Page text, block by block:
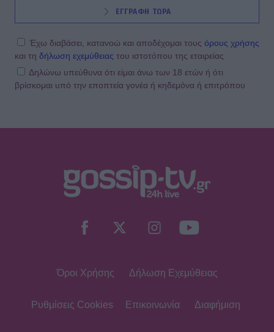
ΕΓΓΡΑΦΗ ΤΩΡΑ
Έχω διαβάσει, κατανοώ και αποδέχομαι τους όρους χρήσης
και τη δήλωση εχεμύθειας του ιστοτόπου της εταιρείας
Δηλώνω υπεύθυνα ότι είμαι άνω των 18 ετών ή ότι
βρίσκομαι υπό την εποπτεία γονέα ή κηδεμόνα ή επιτρόπου
Όροι Χρήσης Δήλωση Εχεμύθειας
Ρυθμίσεις Cookies Επικοινωνία Διαφήμιση